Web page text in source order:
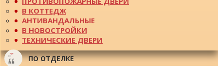
В КОТТЕДЖ
АНТИВАНДАЛЬНЫЕ
В НОВОСТРОЙКИ
ТЕХНИЧЕСКИЕ ДВЕРИ
ПО ОТДЕЛКЕ